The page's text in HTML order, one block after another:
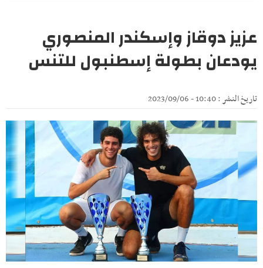
عزيز دوقاز وإسكندر المنصوري
يودعان بطولة إسطنبول للتنس
تاريخ النشر : 10:40 - 2023/09/06